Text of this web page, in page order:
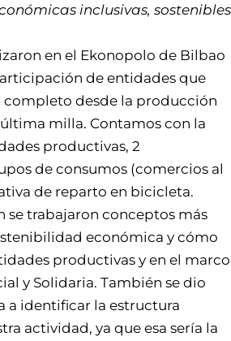
inclusivas, sostenibles
en el Ekonopolo de Bilbao
de entidades que
desde la producción
milla. Contamos con la
productivas, 2
de consumos (comercios al
de reparto en bicicleta.
se trabajaron conceptos más
económica y cómo
productivas y en el marco
y Solidaria. También se dio
a identificar la estructura
actividad, ya que esa sería la